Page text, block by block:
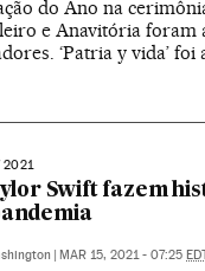
do Ano na
e Anavitória foram
‘Patria y vida’ foi
2021
Swift fazem
MAR 15, 2021 - 07:25